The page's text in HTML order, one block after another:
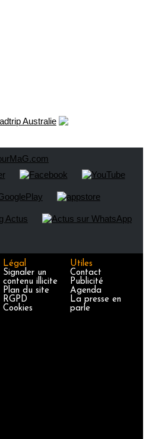
Légal
Signaler un
contenu illicite
Plan du site
RGPD
Cookies
Utiles
Contact
Publicité
Agenda
La presse en
parle